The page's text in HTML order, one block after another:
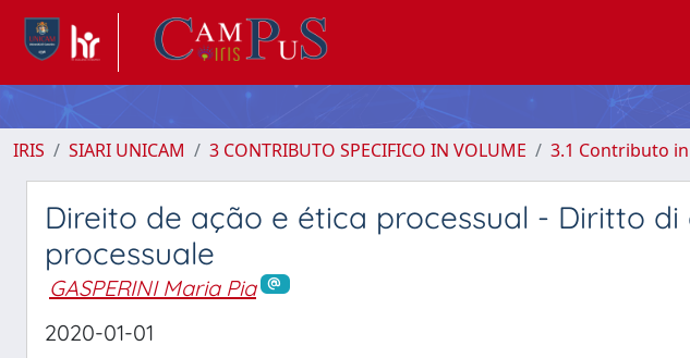
IRIS SIARI UNICAM 3 CONTRIBUTO SPECIFICO IN VOLUME 3.1 Contributo
Direito de ação e ética processual - Diritto di
processuale
GASPERINI Maria Pia
2020-01-01